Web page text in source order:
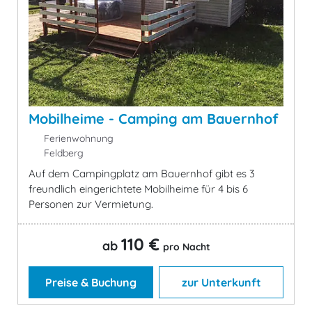
Mobilheime - Camping am Bauernhof
Ferienwohnung
Feldberg
Auf dem Campingplatz am Bauernhof gibt es 3
freundlich eingerichtete Mobilheime für 4 bis 6
Personen zur Vermietung.
ab 110 € pro Nacht
Preise & Buchung zur Unterkunft